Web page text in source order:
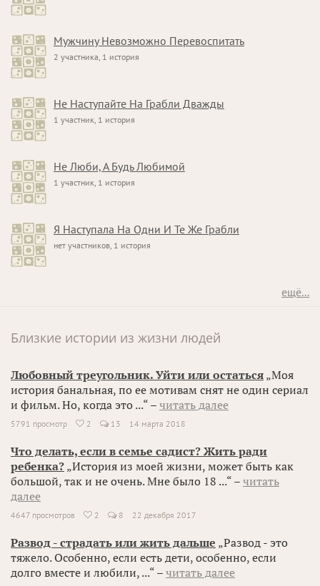
Мужчину Невозможно Перевоспитать
2 участника, 1 история
Не Наступайте На Грабли Дважды
1 участник, 1 история
Не Люби, А Будь Любимой
1 участник, 1 история
Я Наступала На Одни И Те Же Грабли
нет участников, 1 история
ещё...
Близкие истории из жизни людей
Любовный треугольник. Уйти или остаться „Моя
история банальная, по ее мотивам снят не один сериал
и фильм. Но, когда это ...“ – читать далее
5791 просмотр  2 13 14 марта 2018
Что делать, если в семье садист? Жить ради
ребенка? „История из моей жизни, может быть как
большой, так и не очень. Мне было 18 ...“ – читать
далее
4647 просмотров  2 8 22 декабря 2017
Развод - страдать или жить дальше „Развод - это
тяжело. Особенно, если есть дети, особенно, если
долго вместе и любили, ...“ – читать далее